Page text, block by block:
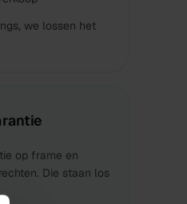
we lossen het
op frame en
Die staan los